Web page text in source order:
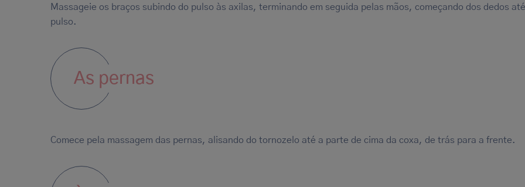
Massageie os braços subindo do pulso às axilas, terminando em seguida pelas mãos, começando dos dedos
pulso.
As pernas
Comece pela massagem das pernas, alisando do tornozelo até a parte de cima da coxa, de trás para a frente.